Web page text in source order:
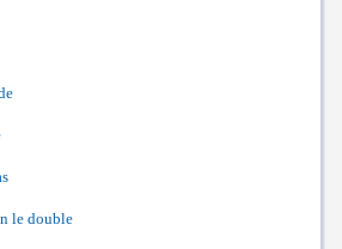
le double